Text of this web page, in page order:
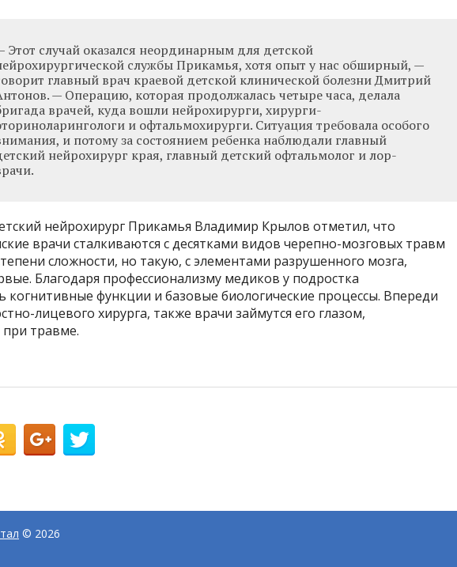
Этот случай оказался неординарным для детской
службы Прикамья, хотя опыт у нас обширный, —
главный врач краевой детской клинической болезни Дмитрий
— Операцию, которая продолжалась четыре часа, делала
врачей, куда вошли нейрохирурги, хирурги-
и офтальмохирурги. Ситуация требовала особого
и потому за состоянием ребенка наблюдали главный
нейрохирург края, главный детский офтальмолог и лор-
нейрохирург Прикамья Владимир Крылов отметил, что
врачи сталкиваются с десятками видов черепно-мозговых травм
сложности, но такую, с элементами разрушенного мозга,
Благодаря профессионализму медиков у подростка
когнитивные функции и базовые биологические процессы. Впереди
лицевого хирурга, также врачи займутся его глазом,
травме.
© 2026